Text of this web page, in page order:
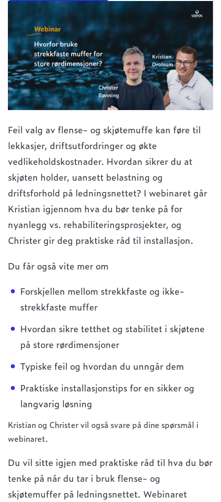
Feil valg av flense- og skjøtemuffe kan føre til
lekkasjer, driftsutfordringer og økte
vedlikeholdskostnader. Hvordan sikrer du at
skjøten holder, uansett belastning og
driftsforhold på ledningsnettet? I webinaret går
Kristian igjennom hva du bør tenke på for
nyanlegg vs. rehabiliteringsprosjekter, og
Christer gir deg praktiske råd til installasjon.
Du får også vite mer om
Forskjellen mellom strekkfaste og ikke-
strekkfaste muffer
Hvordan sikre tetthet og stabilitet i skjøtene
på store rørdimensjoner
Typiske feil og hvordan du unngår dem
Praktiske installasjonstips for en sikker og
langvarig løsning
Kristian og Christer vil også svare på dine spørsmål i
webinaret.
Du vil sitte igjen med praktiske råd til hva du bør
tenke på når du tar i bruk flense- og
skjøtemuffer på ledningsnettet. Webinaret